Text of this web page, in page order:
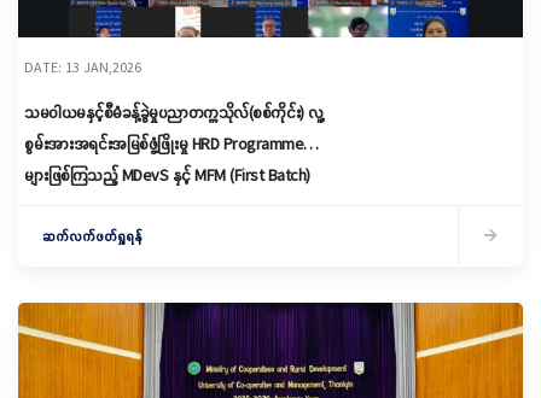
DATE: 13 JAN,2026
သမဝါယမနှင့်စီမံခန့်ခွဲမှုပညာတက္ကသိုလ်(စစ်ကိုင်း) လူ့
စွမ်းအားအရင်းအမြစ်ဖွံ့ဖြိုးမှု HRD Programme
များဖြစ်ကြသည့် MDevS နှင့် MFM (First Batch)
Ceremony ဖွင့်ပွဲအခမ်းအနားကျင်းပ
ဆက်လက်ဖတ်ရှုရန်